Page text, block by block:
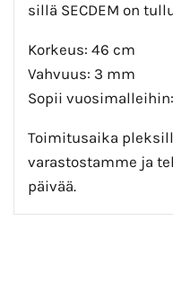
sillä SECDEM on
Korkeus: 46 cm
Vahvuus: 3 mm
Sopii
Toimitusaika
varastostamme ja
päivää.